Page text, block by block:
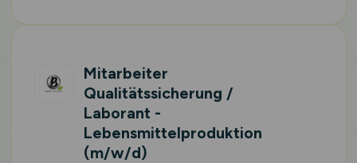
Mitarbeiter
Qualitätssicherung /
Laborant -
Lebensmittelproduktion
(m/w/d)